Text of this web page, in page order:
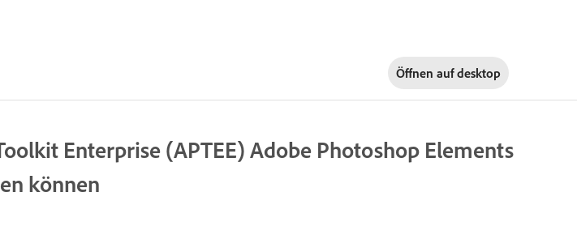
Öffnen aufdesktop
Enterprise (APTEE) Adobe Photoshop Elements
können